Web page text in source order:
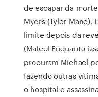
de escapar da
Myers (Tyler Mane),
limite depois da
(Malcol Enquanto
procuram Michael
fazendo outras
o hospital e